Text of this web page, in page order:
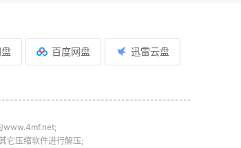
百度网盘 迅雷云盘
www.4mf.net;
它压缩软件进行解压;